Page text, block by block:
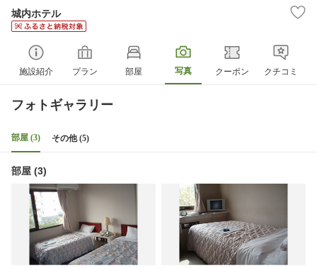
城内ホテル
施設紹介 プラン 部屋 写真 クーポン クチコミ
フォトギャラリー
部屋 (3) その他 (5)
部屋 (3)